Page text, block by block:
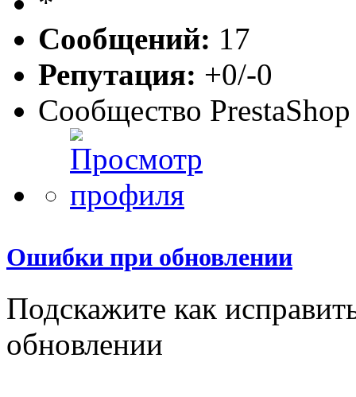
Сообщений: 17
Репутация: +0/-0
Сообщество PrestaShop
Ошибки при обновлении
Подскажите как
обновлении